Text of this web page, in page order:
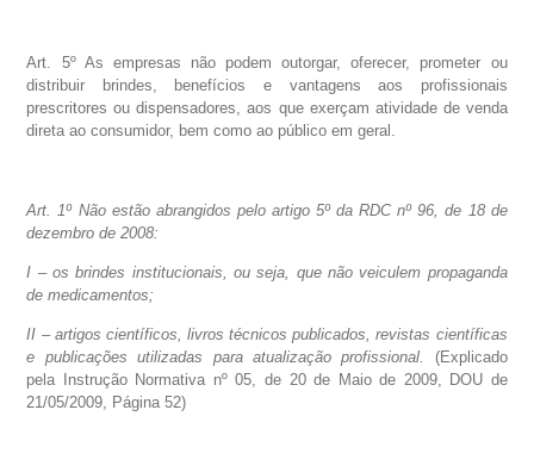
Art. 5º As empresas não podem outorgar, oferecer, prometer ou
distribuir brindes, benefícios e vantagens aos profissionais
prescritores ou dispensadores, aos que exerçam atividade de venda
direta ao consumidor, bem como ao público em geral.
Art. 1º Não estão abrangidos pelo artigo 5º da RDC nº 96, de 18 de
dezembro de 2008:
I – os brindes institucionais, ou seja, que não veiculem propaganda
de medicamentos;
II – artigos científicos, livros técnicos publicados, revistas científicas
e publicações utilizadas para atualização profissional.
(Explicado
pela Instrução Normativa nº 05, de 20 de Maio de 2009, DOU de
21/05/2009, Página 52)